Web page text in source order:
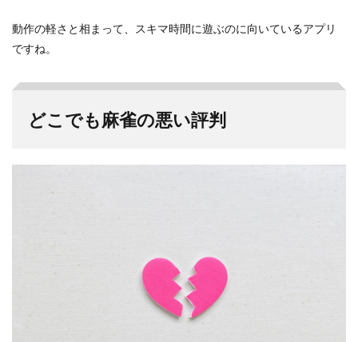
動作の軽さと相まって、スキマ時間に遊ぶのに向いているアプリ
ですね。
どこでも麻雀の悪い評判